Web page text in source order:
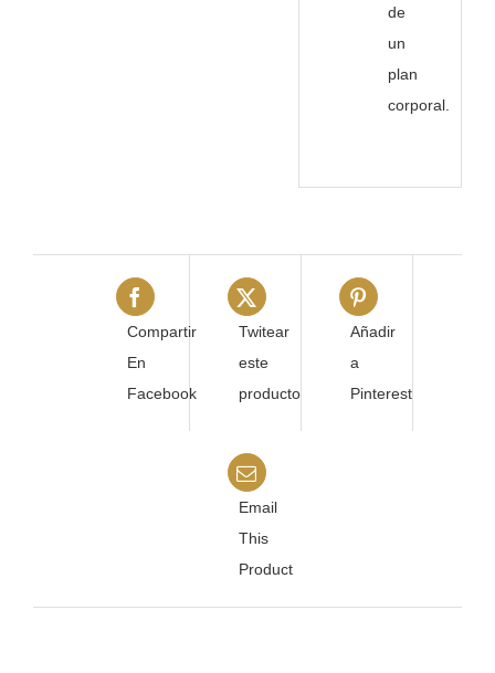
de
un
plan
corporal.
Compartir
En
Facebook
Twitear
este
producto
Añadir
a
Pinterest
Email
This
Product